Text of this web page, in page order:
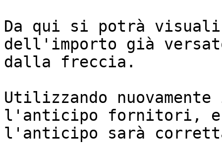
Da qui si potrà
dell'importo già
dalla freccia.
Utilizzando
l'anticipo fornitori,
l'anticipo sarà